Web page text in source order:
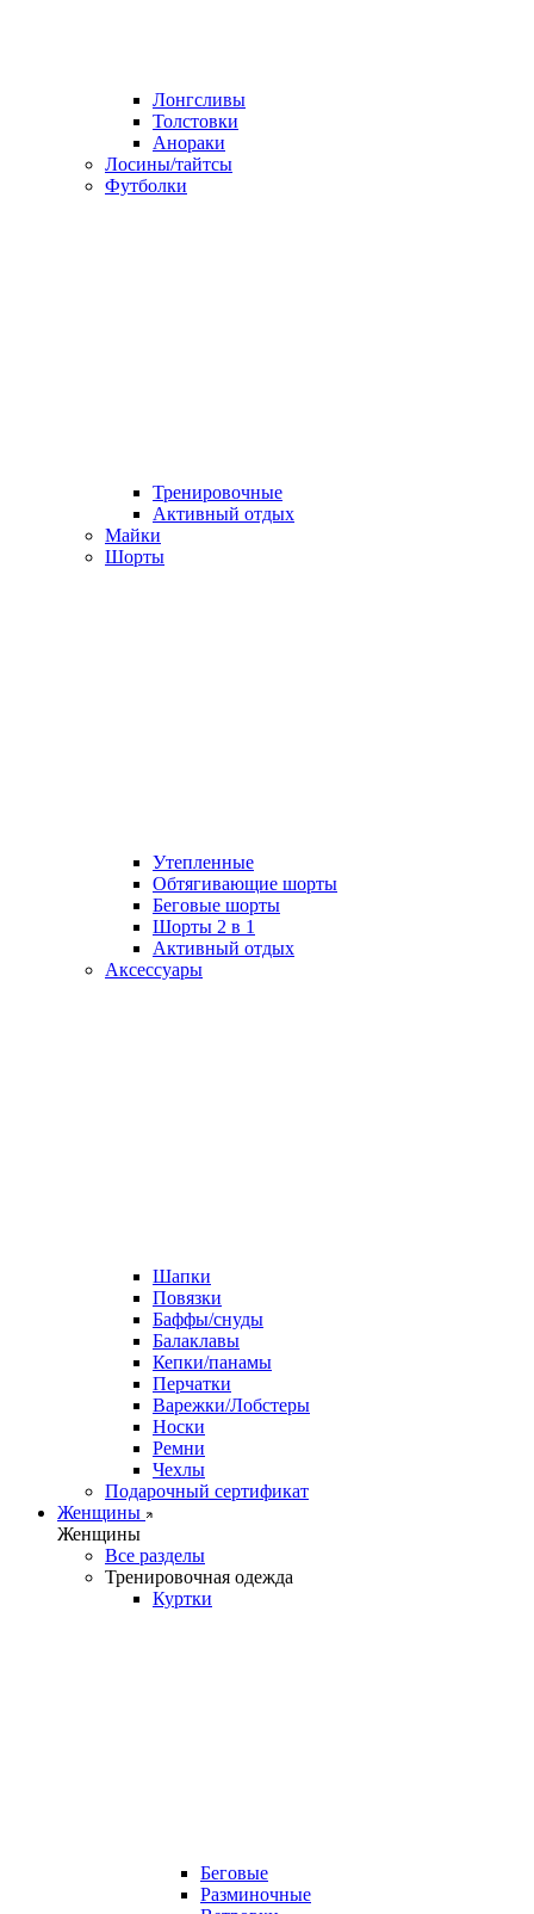
Лонгсливы
Толстовки
Анораки
Лосины/тайтсы
Футболки
Тренировочные
Активный отдых
Майки
Шорты
Утепленные
Обтягивающие шорты
Беговые шорты
Шорты 2 в 1
Активный отдых
Аксессуары
Шапки
Повязки
Баффы/снуды
Балаклавы
Кепки/панамы
Перчатки
Варежки/Лобстеры
Носки
Ремни
Чехлы
Подарочный сертификат
Женщины
Женщины
Все разделы
Тренировочная одежда
Куртки
Беговые
Разминочные